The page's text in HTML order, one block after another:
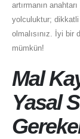
artırmanın
yolculuktur; dikkatli
olmalısınız. İyi
mümkün!
Mal
Yasal